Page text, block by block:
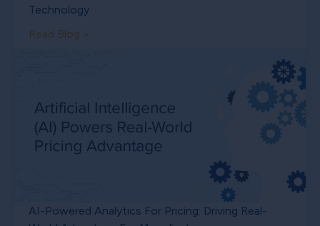
Technology
Read Blog >
AI-Powered Analytics For Pricing: Driving Real-